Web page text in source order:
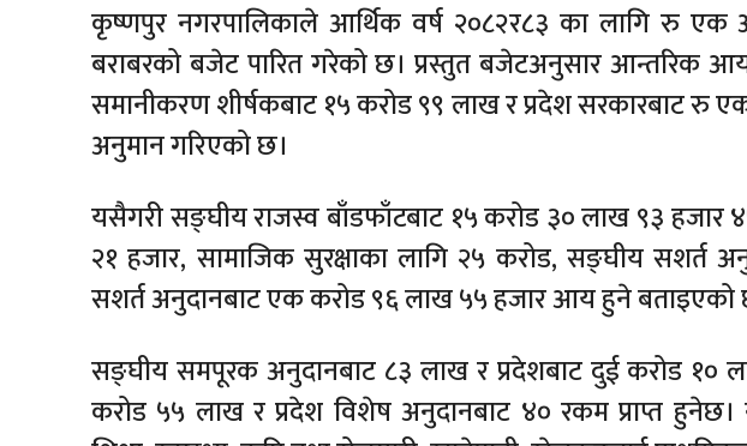
कृष्णपुर नगरपालिकाले आर्थिक वर्ष २०८२र८३ का लागि रु
बराबरको बजेट पारित गरेको छ। प्रस्तुत बजेटअनुसार आन्तरिक
समानीकरण शीर्षकबाट १५ करोड ९९ लाख र प्रदेश सरकारबाट रु
अनुमान गरिएको छ।
यसैगरी सङ्घीय राजस्व बाँडफाँटबाट १५ करोड ३० लाख ९३ हजार
२१ हजार, सामाजिक सुरक्षाका लागि २५ करोड, सङ्घीय सशर्त
सशर्त अनुदानबाट एक करोड ९६ लाख ५५ हजार आय हुने बताइएको
सङ्घीय समपूरक अनुदानबाट ८३ लाख र प्रदेशबाट दुई करोड १०
करोड ५५ लाख र प्रदेश विशेष अनुदानबाट ४० रकम प्राप्त हुनेछ।